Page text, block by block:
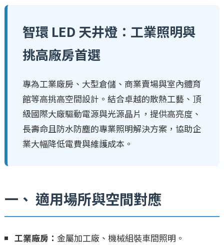
智環 LED 天井燈：工業照明與
挑高廠房首選
專為工業廠房、大型倉儲、商業賣場與室內體育
館等高挑高空間設計。結合卓越的散熱工藝、頂
級國際大廠驅動電源與光源晶片，提供高亮度、
長壽命且防水防塵的專業照明解決方案，協助企
業大幅降低電費與維護成本。
一、 適用場所與空間對應
工業廠房： 金屬加工廠、機械組裝車間照明。